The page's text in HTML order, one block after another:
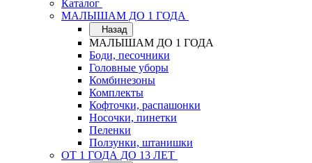
Каталог
МАЛЫШАМ ДО 1 ГОДА
Назад
МАЛЫШАМ ДО 1 ГОДА
Боди, песочники
Головные уборы
Комбинезоны
Комплекты
Кофточки, распашонки
Носочки, пинетки
Пеленки
Ползунки, штанишки
ОТ 1 ГОДА ДО 13 ЛЕТ